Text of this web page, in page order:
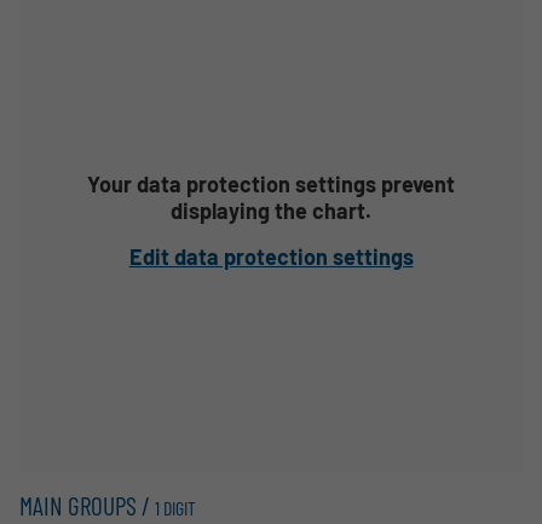
Your data protection settings prevent
displaying the chart.
Edit data protection settings
MAIN GROUPS / 1 DIGIT